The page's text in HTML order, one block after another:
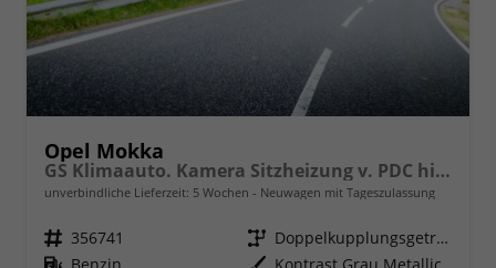
Opel Mokka
GS Klimaauto. Kamera Sitzheizung v. PDC hinten 17 Zoll LM
unverbindliche Lieferzeit: 5 Wochen Neuwagen mit Tageszulassung
Fahrzeugnr. 356741 Getriebe
Doppelkupplungsgetriebe (DSG)
Kraftstoff Benzin Außenfarbe Kontrast Grau Metallic